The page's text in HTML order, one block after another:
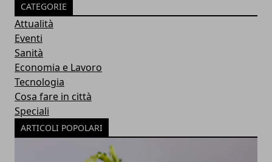
CATEGORIE
Attualità
Eventi
Sanità
Economia e Lavoro
Tecnologia
Cosa fare in città
Speciali
ARTICOLI POPOLARI